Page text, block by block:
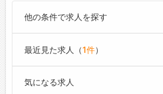
他の条件で求人を探す
最近見た求人（1件）
気になる求人